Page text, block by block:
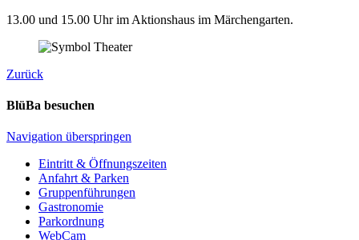
13.00 und 15.00 Uhr im Aktionshaus im Märchengarten.
Zurück
BlüBa besuchen
Navigation überspringen
Eintritt & Öffnungszeiten
Anfahrt & Parken
Gruppenführungen
Gastronomie
Parkordnung
WebCam